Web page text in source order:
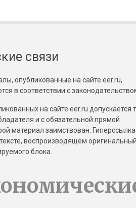
связи
опубликованные на сайте eer.ru,
в соответствии с
на сайте eer.ru допускается
и с обязательной прямой
материал заимствован.
воспроизводящем оригинальный
блока.